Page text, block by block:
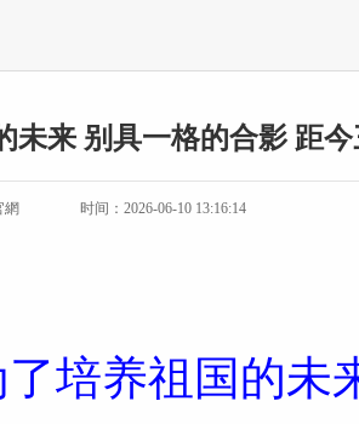
未来 别具一格的合影 距
網 时间：2026-06-10 13:16:14
了培养祖国的未